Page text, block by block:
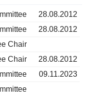
28.08.2012
28.08.2012
Chair
Chair
28.08.2012
09.11.2023